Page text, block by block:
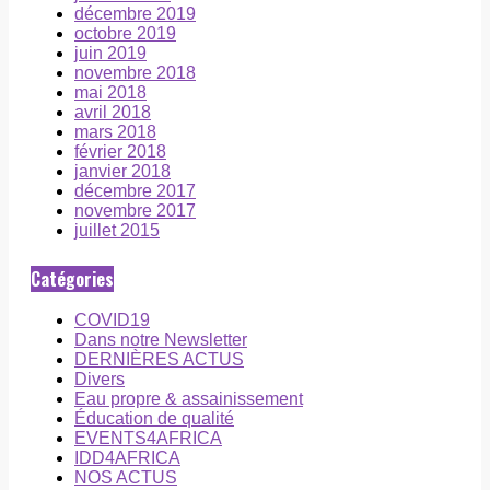
décembre 2019
octobre 2019
juin 2019
novembre 2018
mai 2018
avril 2018
mars 2018
février 2018
janvier 2018
décembre 2017
novembre 2017
juillet 2015
Catégories
COVID19
Dans notre Newsletter
DERNIÈRES ACTUS
Divers
Eau propre & assainissement
Éducation de qualité
EVENTS4AFRICA
IDD4AFRICA
NOS ACTUS